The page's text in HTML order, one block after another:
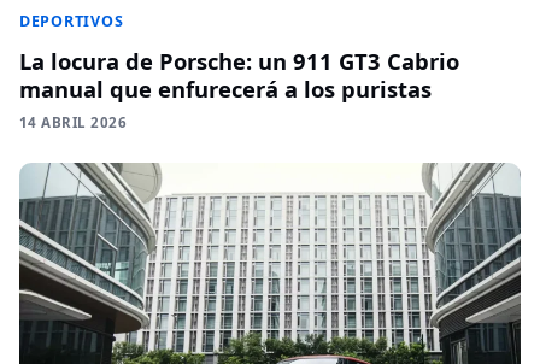
DEPORTIVOS
La locura de Porsche: un 911 GT3 Cabrio
manual que enfurecerá a los puristas
14 ABRIL 2026